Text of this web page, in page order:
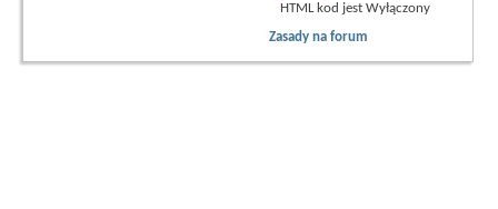
HTML kod jestWyłączony
Zasady na forum